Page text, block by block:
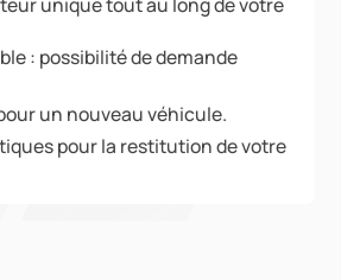
: possibilité de demande
un nouveau véhicule.
pour la restitution de votre